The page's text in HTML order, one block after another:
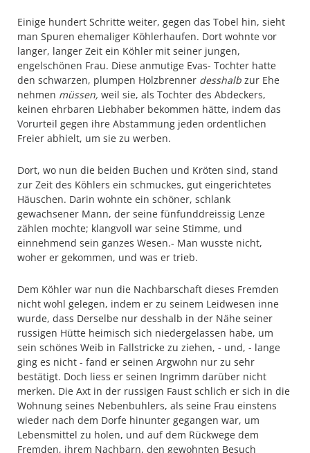
Einige hundert Schritte weiter, gegen das Tobel hin, sieht
man Spuren ehemaliger Köhlerhaufen. Dort wohnte vor
langer, langer Zeit ein Köhler mit seiner jungen,
engelschönen Frau. Diese anmutige Evas- Tochter hatte
den schwarzen, plumpen Holzbrenner desshalb zur Ehe
nehmen müssen, weil sie, als Tochter des Abdeckers,
keinen ehrbaren Liebhaber bekommen hätte, indem das
Vorurteil gegen ihre Abstammung jeden ordentlichen
Freier abhielt, um sie zu werben.
Dort, wo nun die beiden Buchen und Kröten sind, stand
zur Zeit des Köhlers ein schmuckes, gut eingerichtetes
Häuschen. Darin wohnte ein schöner, schlank
gewachsener Mann, der seine fünfunddreissig Lenze
zählen mochte; klangvoll war seine Stimme, und
einnehmend sein ganzes Wesen.- Man wusste nicht,
woher er gekommen, und was er trieb.
Dem Köhler war nun die Nachbarschaft dieses Fremden
nicht wohl ge­legen, indem er zu seinem Leidwesen inne
wurde, dass Derselbe nur desshalb in der Nähe seiner
russigen Hütte heimisch sich niedergelassen habe, um
sein schönes Weib in Fallstricke zu ziehen, - und, - lange
ging es nicht - fand er seinen Argwohn nur zu sehr
bestätigt. Doch liess er seinen Ingrimm darüber nicht
merken. Die Axt in der russigen Faust schlich er sich in die
Wohnung seines Nebenbuhlers, als seine Frau einstens
wieder nach dem Dorfe hinunter gegangen war, um
Lebensmittel zu holen, und auf dem Rückwege dem
Fremden, ihrem Nachbarn, den gewohnten Besuch